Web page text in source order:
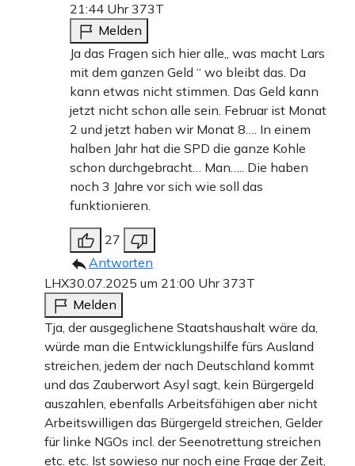
21:44 Uhr373T
Melden
Ja das Fragen sich hier alle,, was macht Lars
mit dem ganzen Geld “ wo bleibt das. Da
kann etwas nicht stimmen. Das Geld kann
jetzt nicht schon alle sein. Februar ist Monat
2 und jetzt haben wir Monat 8…. In einem
halben Jahr hat die SPD die ganze Kohle
schon durchgebracht… Man….. Die haben
noch 3 Jahre vor sich wie soll das
funktionieren.
27
Antworten
LHX30.07.2025 um 21:00 Uhr373T
Melden
Tja, der ausgeglichene Staatshaushalt wäre da,
würde man die Entwicklungshilfe fürs Ausland
streichen, jedem der nach Deutschland kommt
und das Zauberwort Asyl sagt, kein Bürgergeld
auszahlen, ebenfalls Arbeitsfähigen aber nicht
Arbeitswilligen das Bürgergeld streichen, Gelder
für linke NGOs incl. der Seenotrettung streichen
etc. etc. Ist sowieso nur noch eine Frage der Zeit,